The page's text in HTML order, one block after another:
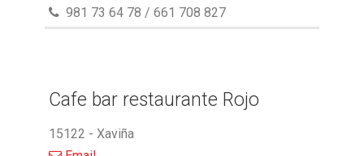
981 73 64 78 / 661 708 827
Cafe bar restaurante Rojo
15122 - Xaviña